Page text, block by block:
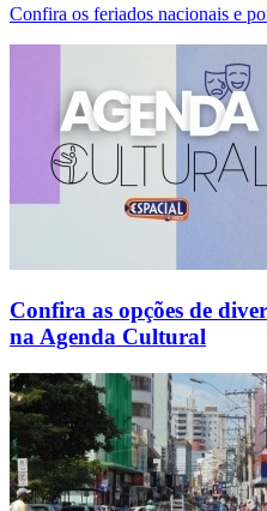
Confira os feriados nacionais e
Confira as opções de
na Agenda Cultural